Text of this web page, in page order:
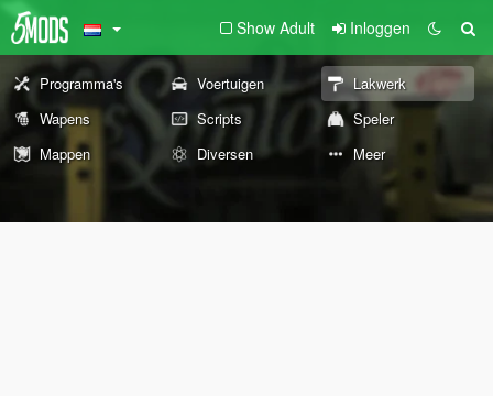
Show Adult Inloggen
Programma's Voertuigen
Lakwerk
Wapens
Scripts
Speler
Mappen
Diversen Meer